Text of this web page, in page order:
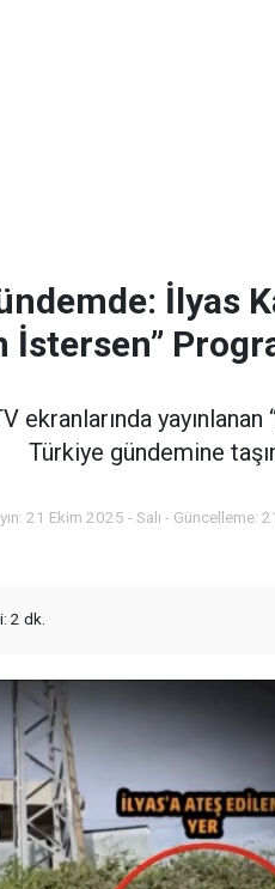
İlyas
İstersen”
ekranlarında
Türkiye gündemine
21 Ekim 2025 - Salı - Güncelleme:
2 dk.